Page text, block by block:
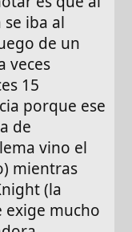
iba al
de un
veces
15
porque ese
de
vino el
mientras
(la
exige mucho